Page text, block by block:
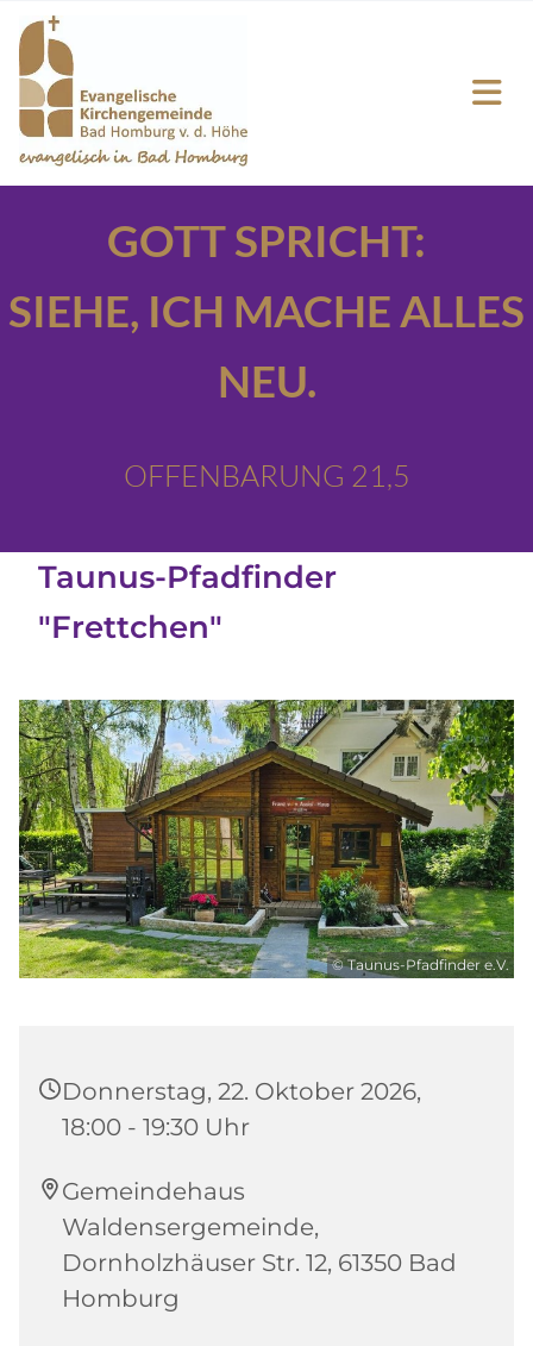
GOTT SPRICHT:
SIEHE, ICH MACHE ALLES
NEU.
OFFENBARUNG 21,5
Taunus-Pfadfinder
"Frettchen"
© Taunus-Pfadfinder e.V.
Donnerstag, 22. Oktober 2026,
18:00 - 19:30 Uhr
Gemeindehaus
Waldensergemeinde,
Dornholzhäuser Str. 12, 61350 Bad
Homburg